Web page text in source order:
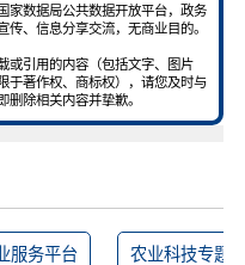
家数据局公共数据开放平台，政务
、信息分享交流，无商业目的。
或引用的内容（包括文字、图片
于著作权、商标权），请您及时与
除相关内容并挚歉。
服务平台 农业科技专题